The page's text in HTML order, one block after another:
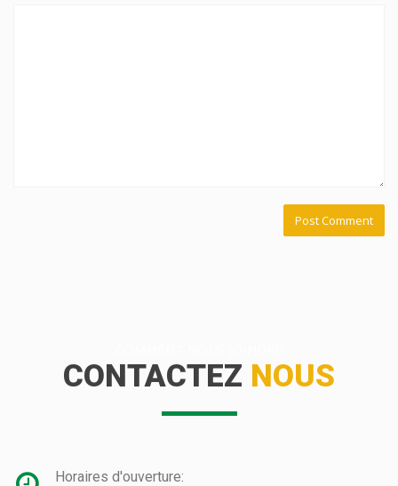
CONTACTEZ NOUS
Horaires d'ouverture: